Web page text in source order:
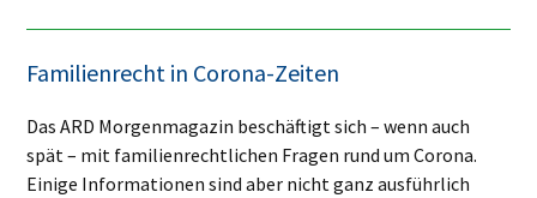
Familienrecht in Corona-Zeiten
Das ARD Morgenmagazin beschäftigt sich – wenn auch
spät – mit familienrechtlichen Fragen rund um Corona.
Einige Informationen sind aber nicht ganz ausführlich